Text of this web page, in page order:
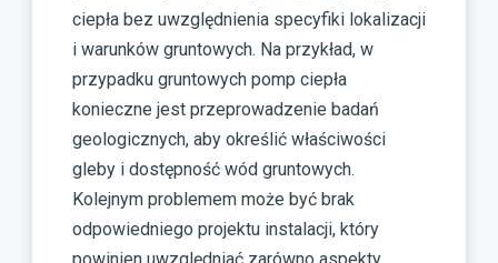
ciepła bez uwzględnienia specyfiki lokalizacji
i warunków gruntowych. Na przykład, w
przypadku gruntowych pomp ciepła
konieczne jest przeprowadzenie badań
geologicznych, aby określić właściwości
gleby i dostępność wód gruntowych.
Kolejnym problemem może być brak
odpowiedniego projektu instalacji, który